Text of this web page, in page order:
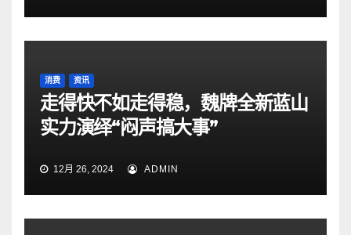
消费 资讯
走得快不如走得稳，魏牌全新蓝山
实力演绎“闷声搞大事”
12月 26, 2024 ADMIN